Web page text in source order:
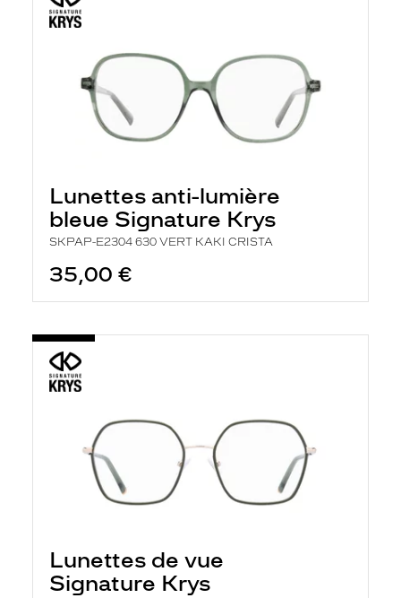
Lunettes anti-lumière
bleue Signature Krys
SKPAP-E2304 630 VERT KAKI CRISTA
35,00 €
Lunettes de vue
Signature Krys